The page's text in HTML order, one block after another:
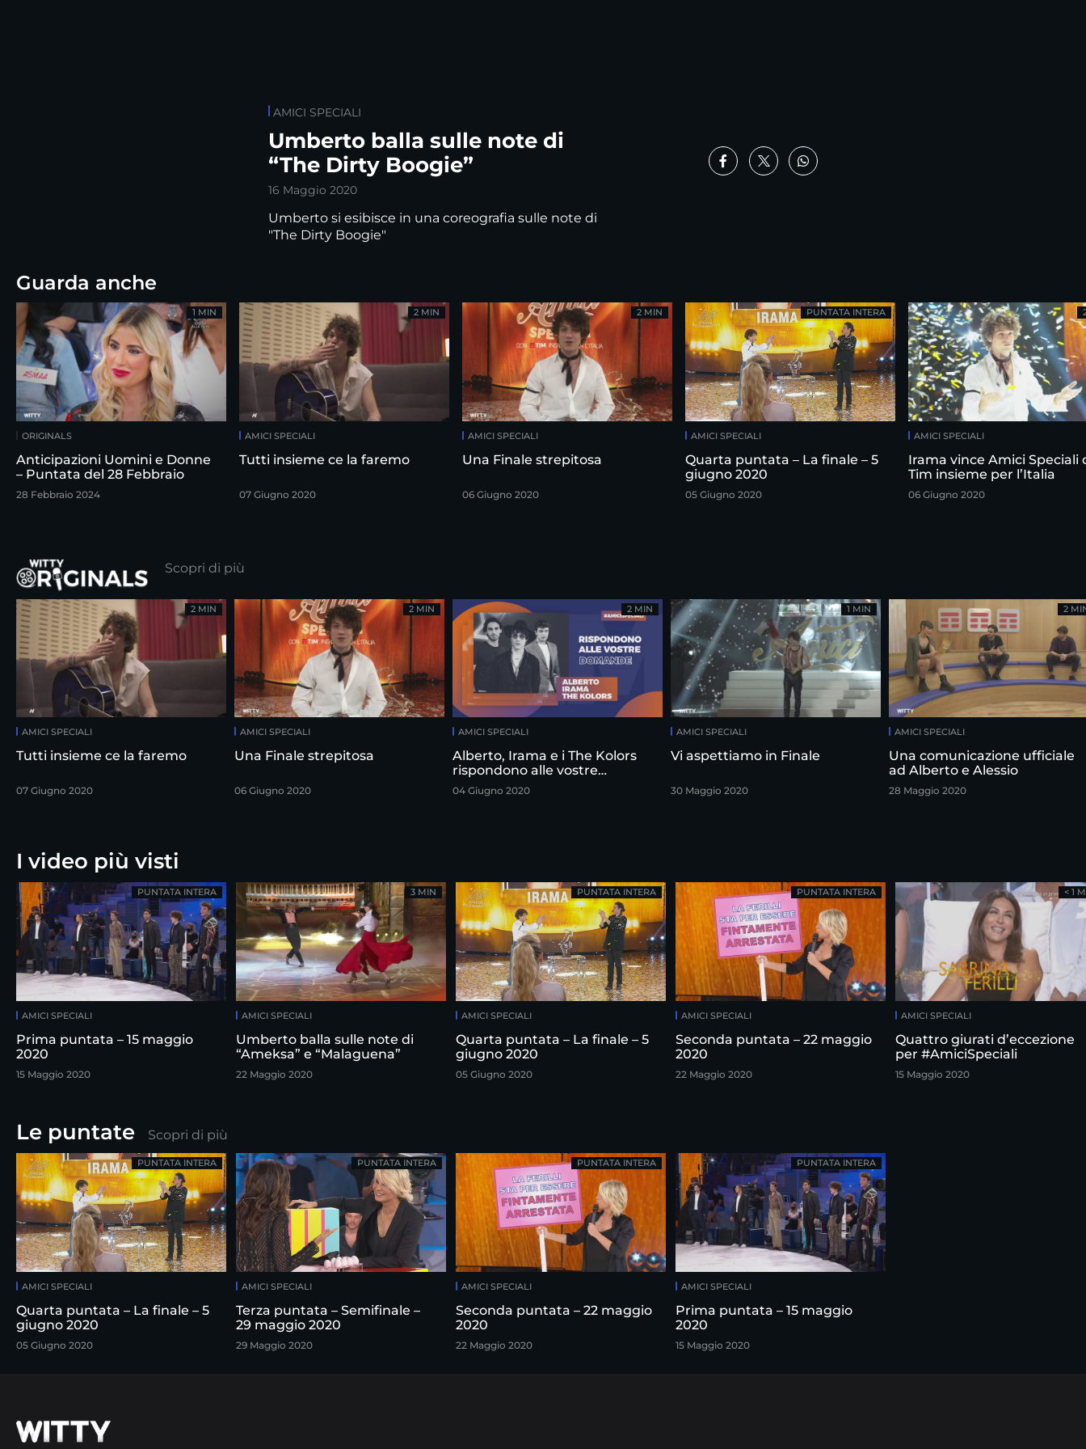
AMICI SPECIALI
Umberto balla sulle note di
“The Dirty Boogie”
16 Maggio 2020
Umberto si esibisce in una coreografia sulle note di
"The Dirty Boogie"
Guarda anche
ORIGINALS
Anticipazioni Uomini e Donne
– Puntata del 28 Febbraio
28 Febbraio 2024
1 MIN
AMICI SPECIALI
Tutti insieme ce la faremo
07 Giugno 2020
2 MIN
AMICI SPECIALI
Una Finale strepitosa
06 Giugno 2020
2 MIN
AMICI SPECIALI
Quarta puntata – La finale – 5
giugno 2020
05 Giugno 2020
PUNTATA INTERA
AMICI SPECIALI
Irama vince Amici Speciali
Tim insieme per l’Italia
06 Giugno 2020
Scopri di più
AMICI SPECIALI
Tutti insieme ce la faremo
07 Giugno 2020
2 MIN
AMICI SPECIALI
Una Finale strepitosa
06 Giugno 2020
2 MIN
AMICI SPECIALI
Alberto, Irama e i The Kolors
rispondono alle vostre
domande
04 Giugno 2020
2 MIN
AMICI SPECIALI
Vi aspettiamo in Finale
30 Maggio 2020
1 MIN
AMICI SPECIALI
Una comunicazione ufficiale
ad Alberto e Alessio
28 Maggio 2020
2
I video più visti
AMICI SPECIALI
Prima puntata – 15 maggio
2020
15 Maggio 2020
PUNTATA INTERA
AMICI SPECIALI
Umberto balla sulle note di
“Ameksa” e “Malaguena”
22 Maggio 2020
3 MIN
AMICI SPECIALI
Quarta puntata – La finale – 5
giugno 2020
05 Giugno 2020
PUNTATA INTERA
AMICI SPECIALI
Seconda puntata – 22 maggio
2020
22 Maggio 2020
PUNTATA INTERA
AMICI SPECIALI
Quattro giurati d’eccezione
per #AmiciSpeciali
15 Maggio 2020
< 1
Le puntate Scopri di più
AMICI SPECIALI
Quarta puntata – La finale – 5
giugno 2020
05 Giugno 2020
PUNTATA INTERA
AMICI SPECIALI
Terza puntata – Semifinale –
29 maggio 2020
29 Maggio 2020
PUNTATA INTERA
AMICI SPECIALI
Seconda puntata – 22 maggio
2020
22 Maggio 2020
PUNTATA INTERA
AMICI SPECIALI
Prima puntata – 15 maggio
2020
15 Maggio 2020
PUNTATA INTERA